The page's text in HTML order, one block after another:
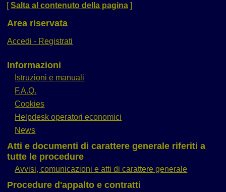
[Salta al contenuto della pagina]
Area riservata
Accedi - Registrati
Informazioni
Istruzioni e manuali
F.A.Q.
Cookies
Helpdesk operatori economici
News
Atti e documenti di carattere generale riferiti a
tutte le procedure
Avvisi, comunicazioni e atti di carattere generale
Procedure d'appalto e contratti